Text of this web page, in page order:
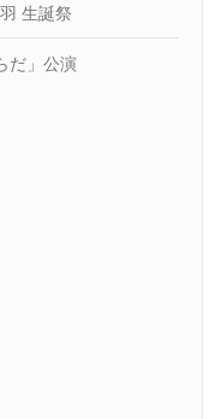
生誕祭
だ」公演